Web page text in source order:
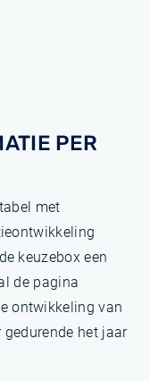
PER
met
keuzebox een
de pagina
ontwikkeling van
het jaar